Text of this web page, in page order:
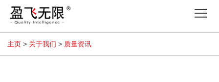
主页 > 关于我们 > 质量资讯